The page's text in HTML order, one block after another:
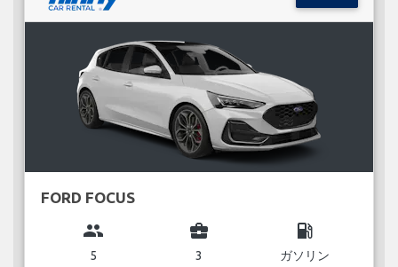
FORD FOCUS
group
5
business_center
3
local_gas_station
ガソリン